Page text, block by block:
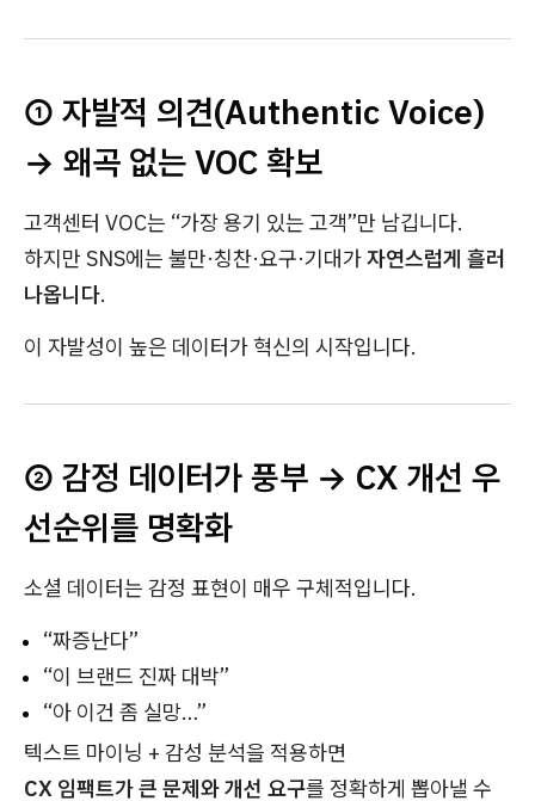
① 자발적 의견(Authentic Voice)
→ 왜곡 없는 VOC 확보
고객센터 VOC는 “가장 용기 있는 고객”만 남깁니다.
하지만 SNS에는 불만·칭찬·요구·기대가자연스럽게 흘러
나옵니다.
이 자발성이 높은 데이터가 혁신의 시작입니다.
② 감정 데이터가 풍부 → CX 개선 우
선순위를 명확화
소셜 데이터는 감정 표현이 매우 구체적입니다.
“짜증난다”
“이 브랜드 진짜 대박”
“아 이건 좀 실망…”
텍스트 마이닝 + 감성 분석을 적용하면
CX 임팩트가 큰 문제와 개선 요구를 정확하게 뽑아낼 수